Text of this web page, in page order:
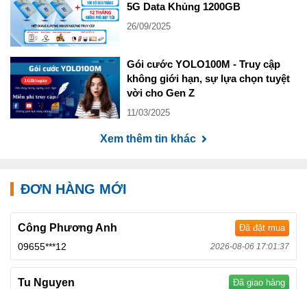
5G Data Khủng 1200GB
26/09/2025
Gói cước YOLO100M - Truy cập
không giới hạn, sự lựa chọn tuyệt
vời cho Gen Z
11/03/2025
Xem thêm tin khác
ĐƠN HÀNG MỚI
Công Phương Anh Đã đặt mua
09655***12 2026-08-06 17:01:37
Tu Nguyen Đã giao hàng